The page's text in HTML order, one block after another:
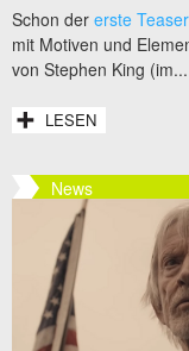
Schon der erste Teaser
mit Motiven und
von Stephen King (im...
LESEN
News